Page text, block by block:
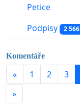
Petice
Podpisy 2 566
Komentáře
« 1 2 3
»